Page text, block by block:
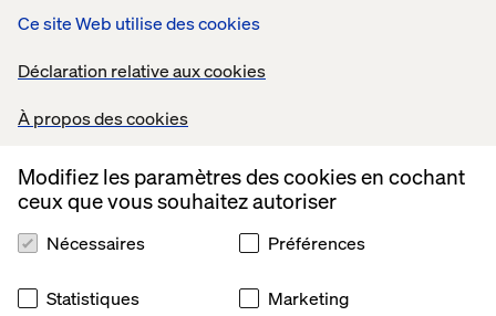
Ce site Web utilise des cookies
Déclaration relative aux cookies
À propos des cookies
Modifiez les paramètres des cookies en cochant
ceux que vous souhaitez autoriser
Nécessaires Préférences
Statistiques Marketing
Télécharger maintenant
Si vous êtes intéressé par l’étude Lunendonk DXS (2020)
de l’année précédente, veuillez cliquer sur ce lien:*
study-2020/